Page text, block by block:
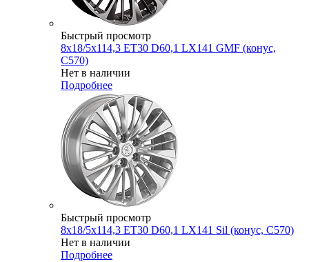
Быстрый просмотр
8x18/5x114,3 ET30 D60,1 LX141 GMF (конус,
C570)
Нет в наличии
Подробнее
Быстрый просмотр
8x18/5x114,3 ET30 D60,1 LX141 Sil (конус, C570)
Нет в наличии
Подробнее